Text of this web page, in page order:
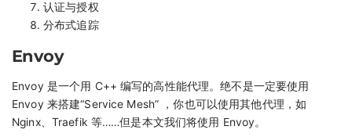
认证与授权
分布式追踪
Envoy
Envoy 是一个用 C++ 编写的高性能代理。绝不是一定要使用
Envoy 来搭建“Service Mesh” ，你也可以使用其他代理，如
Nginx、Traefik 等……但是本文我们将使用 Envoy。